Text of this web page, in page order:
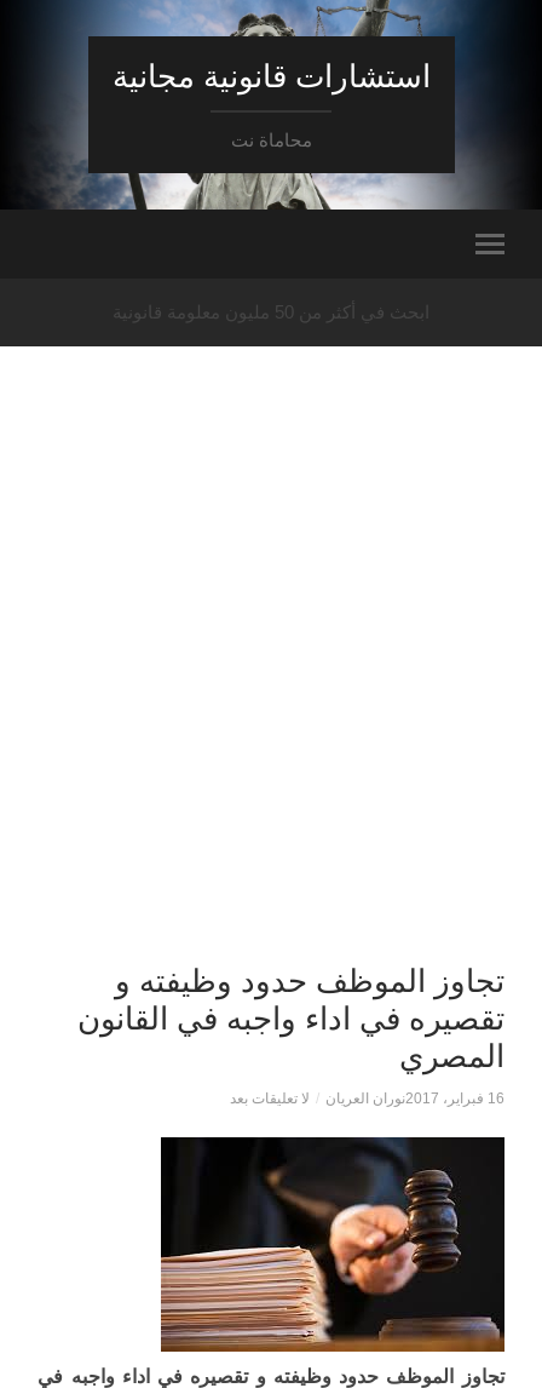
استشارات قانونية مجانية
محاماة نت
ابحث في أكثر من 50 مليون معلومة قانونية
تجاوز الموظف حدود وظيفته و
تقصيره في اداء واجبه في القانون
المصري
16 فبراير، 2017 نوران العريان / لا تعليقات بعد
تجاوز الموظف حدود وظيفته و تقصيره في اداء واجبه في